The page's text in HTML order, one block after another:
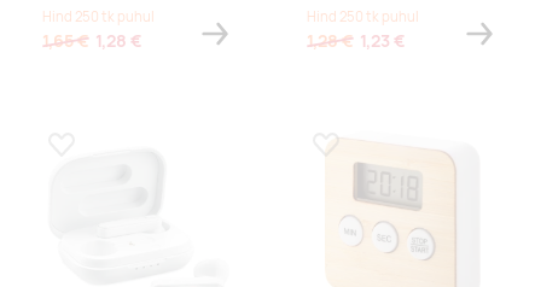
Hind 250 tk puhul
1,65 € 1,28 €
Hind 250 tk puhul
1,28 € 1,23 €
Lisa lemmikuks Lisa lemmikuks